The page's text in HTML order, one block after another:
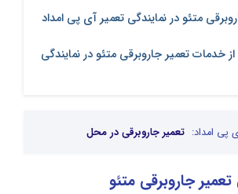
متئو در نمایندگی تعمیر آی پی امداد
از خدمات تعمیر جاروبرقی متئو در نمایندگی
پی امداد: تعمیر جاروبرقی در محل
جاروبرقی متئو